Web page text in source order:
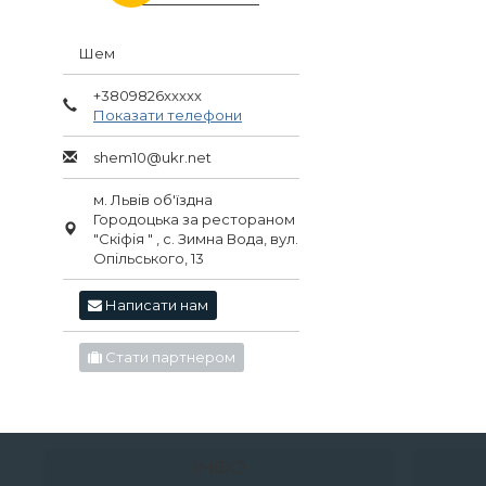
Шем
+3809826xxxxx
Показати телефони
shem10@ukr.net
м. Львів об'їздна
Городоцька за рестораном
"Скіфія " , с. Зимна Вода, вул.
Опільського, 13
Написати нам
Стати партнером